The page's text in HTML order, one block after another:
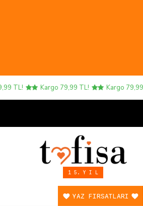
Kargo 79,99 TL! Kargo 79,99 TL!
1 5. Y I L
YAZ FIRSATLARI